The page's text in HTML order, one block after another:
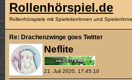
Rollenhörspiel.de
Rollenhörspiele mit Spieleiter/innen und Spieler/
Neflite
21. Juli 2020, 17:45:10
Re: Drachenzwinge goes Twitter